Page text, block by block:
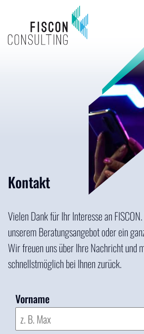
Kontakt
Vielen Dank für Ihr Interesse an
unserem Beratungsangebot oder ein
Wir freuen uns über Ihre Nachricht und
schnellstmöglich bei Ihnen zurück.
Vorname